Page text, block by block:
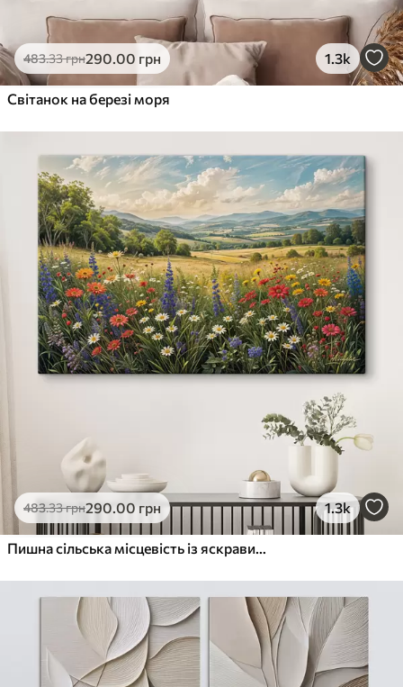
483.33грн290.00 грн 1.3k
Світанок на березі моря
483.33грн290.00 грн 1.3k
Пишна сільська місцевість із яскравим лугом диких квітів, наповненим різнокольоровими квітами під хмарним небом